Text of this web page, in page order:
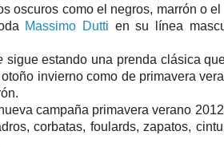
oscuros como el negros, marrón o
Massimo Dutti en su línea
sigue estando una prenda clásica
invierno como de primavera
campaña primavera verano
corbatas, foulards, zapatos,